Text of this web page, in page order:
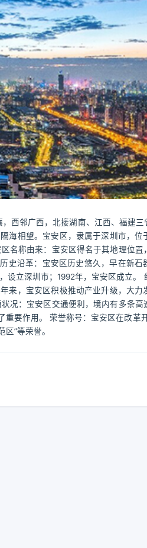
西邻广西，北接湖南、江西、福建
海相望。宝安区，隶属于深圳市，位
名称由来：宝安区得名于其地理位置
史沿革：宝安区历史悠久，早在新石
立深圳市；1992年，宝安区成立。
来，宝安区积极推动产业升级，大力
况：宝安区交通便利，境内有多条高
要作用。 荣誉称号：宝安区在改革
”等荣誉。